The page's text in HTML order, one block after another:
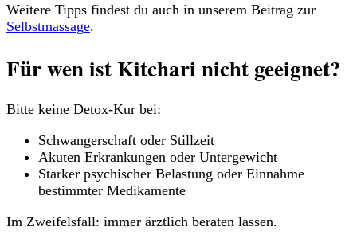
Weitere Tipps findest du auch in unserem Beitrag zur
Selbstmassage.
Für wen ist Kitchari nicht geeignet?
Bitte keine Detox-Kur bei:
Schwangerschaft oder Stillzeit
Akuten Erkrankungen oder Untergewicht
Starker psychischer Belastung oder Einnahme
bestimmter Medikamente
Im Zweifelsfall: immer ärztlich beraten lassen.